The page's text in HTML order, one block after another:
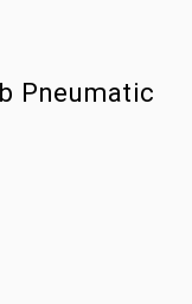
Pneumatic